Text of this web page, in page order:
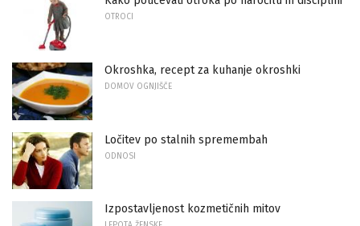
OTROCI
Okroshka, recept za kuhanje okroshki
DOMOV OGNJIŠČE
Ločitev po stalnih spremembah
ODNOSI
Izpostavljenost kozmetičnih mitov